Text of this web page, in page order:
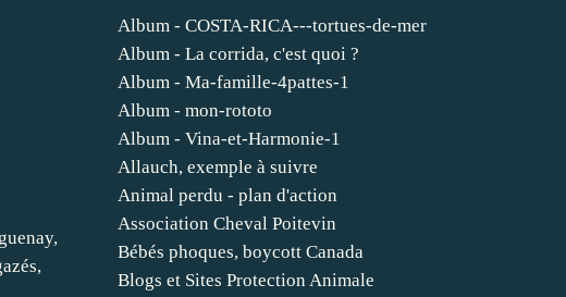
Album - COSTA-RICA---tortues-de-mer
Album - La corrida, c'est quoi ?
Album - Ma-famille-4pattes-1
Album - mon-rototo
Album - Vina-et-Harmonie-1
Allauch, exemple à suivre
Animal perdu - plan d'action
Association Cheval Poitevin
Bébés phoques, boycott Canada
Blogs et Sites Protection Animale